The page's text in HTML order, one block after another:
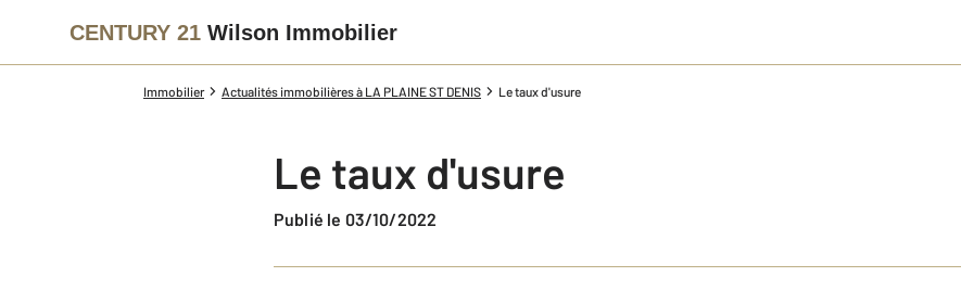
CENTURY 21 Wilson Immobilier
Immobilier Actualités immobilières à LA PLAINE ST DENIS Le taux d'usure
Le taux d'usure
Publié le 03/10/2022